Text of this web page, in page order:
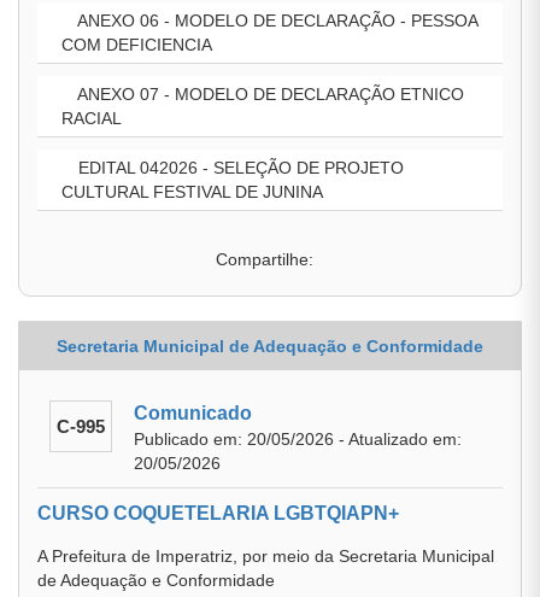
ANEXO 06 - MODELO DE DECLARAÇÃO - PESSOA
COM DEFICIENCIA
ANEXO 07 - MODELO DE DECLARAÇÃO ETNICO
RACIAL
EDITAL 042026 - SELEÇÃO DE PROJETO
CULTURAL FESTIVAL DE JUNINA
Compartilhe:
Secretaria Municipal de Adequação e Conformidade
C-995
Comunicado
Publicado em: 20/05/2026 - Atualizado em:
20/05/2026
CURSO COQUETELARIA LGBTQIAPN+
A Prefeitura de Imperatriz, por meio da Secretaria Municipal
de Adequação e Conformidade